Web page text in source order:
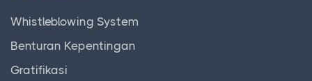
Whistleblowing System
Benturan Kepentingan
Gratifikasi